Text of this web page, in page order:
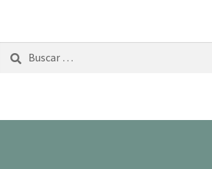
Buscar: